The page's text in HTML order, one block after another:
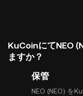
KuCoinにてNEO
ますか？
保管
NEO (NEO) を